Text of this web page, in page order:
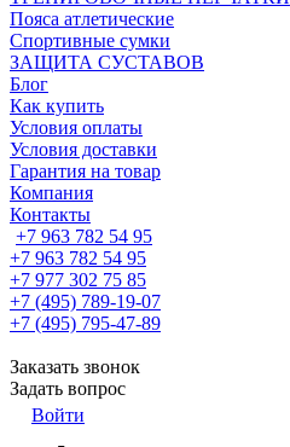
Пояса атлетические
Спортивные сумки
ЗАЩИТА СУСТАВОВ
Блог
Как купить
Условия оплаты
Условия доставки
Гарантия на товар
Компания
Контакты
+7 963 782 54 95
+7 963 782 54 95
+7 977 302 75 85
+7 (495) 789-19-07
+7 (495) 795-47-89
Заказать звонок
Задать вопрос
Войти